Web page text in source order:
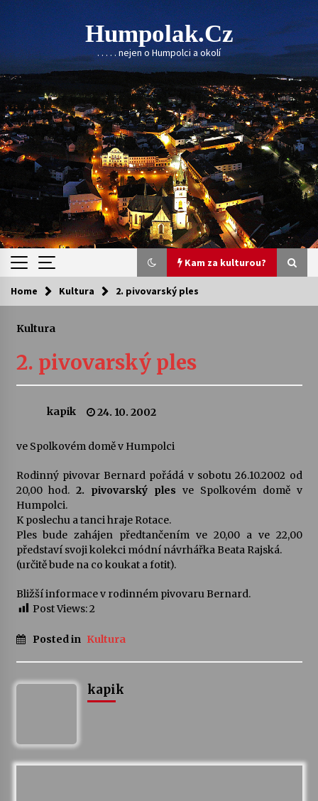
Skip
to
content
Humpolak.cz
. . . . . nejen o Humpolci a okolí
Kam za kulturou?
Kam za kulturou?
Sukuba Ensemble
4. 8. 2026
Vernisáž výstavy Josefíny Duškové: Stávám se
kapkou
Veselí muzikanti
30. 7. 2026
Pozvánka na integrační festival Quijotova
šedesátka: 28. 7.–1. 8. 2026
28. 7. 2026
Letní koncerty ve Stromovce: Kolchoz a
Votavžatský ploty
23. 7. 2026
Home Kultura 2. pivovarský ples
Kultura
2. pivovarský ples
kapik 24. 10. 2002
ve Spolkovém domě v Humpolci
Rodinný pivovar Bernard pořádá v sobotu 26.10.2002 od
20,00 hod.2. pivovarský ples ve Spolkovém domě v
Humpolci.
K poslechu a tanci hraje Rotace.
Ples bude zahájen předtančením ve 20,00 a ve 22,00
představí svoji kolekci módní návrhářka Beata Rajská.
(určitě bude na co koukat a fotit).
Bližší informace v rodinném pivovaru Bernard.
Post Views:2
Posted in Kultura
kapik